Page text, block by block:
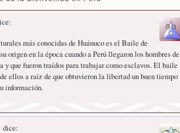
más conocidas de Huánuco es el Baile de
origen en la época cuando a Perú llegaron los hombres de
y que fueron traídos para trabajar como esclavos. El baile
ellos a raíz de que obtuvieron la libertad un buen tiempo
información.
dice: